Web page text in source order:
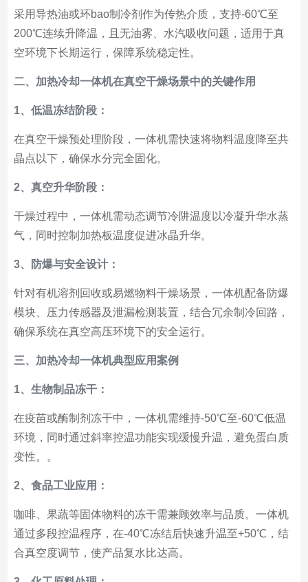
采用导热油或环bao制冷剂作为传热介质，支持-60℃至
200℃连续升降温，且无油雾、水汽吸收问题，适用于真
空环境下长期运行，保障系统稳定性。
二、加热冷却一体机在真空干燥场景中的关键作用
1、低温冻结阶段：
在真空干燥预处理阶段，一体机需快速将物料温度降至共
晶点以下，确保水分完全固化。
2、真空升华阶段：
干燥过程中，一体机需动态调节冷阱温度以冷凝升华水蒸
气，同时控制加热板温度促进冰晶升华。
3、防爆与安全设计：
针对有机溶剂回收或易燃物料干燥场景，一体机配备防爆
模块、压力传感器及泄漏检测装置，结合冗余制冷回路，
确保系统在真空高压环境下的安全运行。
三、加热冷却一体机典型应用案例
1、生物制品冻干：
在疫苗或酶制剂冻干中，一体机需维持-50℃至-60℃低温
环境，同时通过斜率控温功能实现缓慢升温，避免蛋白质
变性。。
2、食品工业应用：
咖啡、果蔬等固体物料的冻干需兼顾效率与品质。一体机
通过多段控温程序，在-40℃冻结后快速升温至+50℃，结
合真空度调节，使产品复水比达高。